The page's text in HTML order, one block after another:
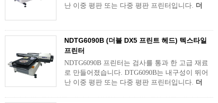
난 이중 평판 또는 다중 평판 프린터입니다. 더
NDTG6090B (더블 DX5 프린트 헤드) 텍스타일
프린터
NDTG6090B 프린터는 검사를 통과 한 고급 재료
로 만들어졌습니다. DTG6090B는 내구성이 뛰어
난 이중 평판 또는 다중 평판 프린터입니다. 더